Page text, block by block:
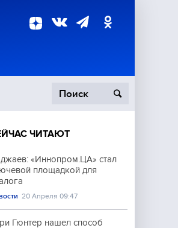
ЧИТАЮТ
«Иннопром.ЦА» стал
площадкой для
20 Апреля 09:47
Гюнтер нашел способ